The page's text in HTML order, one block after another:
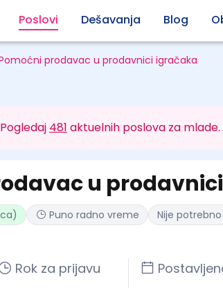
Poslovi Dešavanja Blog
prodavac u prodavnici igračaka
481 aktuelnih poslova za mlade.
u
Rok za prijavu
Puno radno vreme Nije